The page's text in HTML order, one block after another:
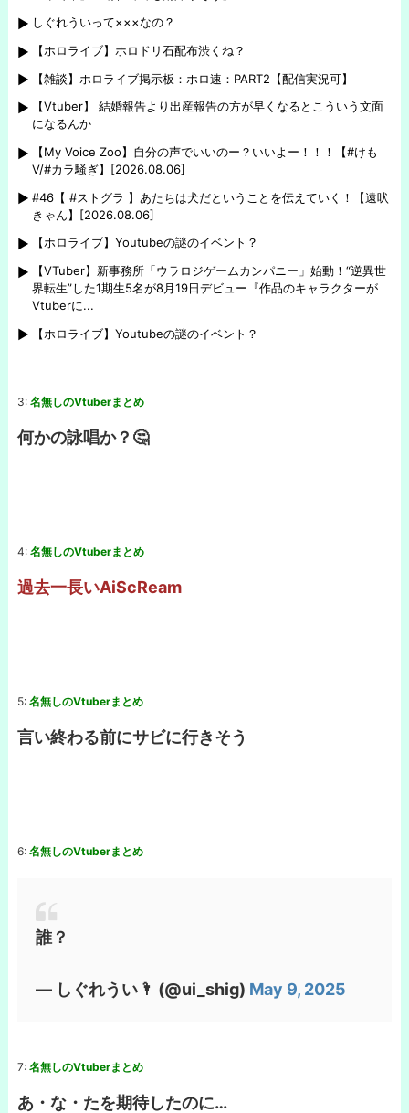
しぐれういって×××なの？
【ホロライブ】ホロドリ石配布渋くね？
【雑談】ホロライブ掲示板：ホロ速：PART2【配信実況可】
【Vtuber】 結婚報告より出産報告の方が早くなるとこういう文面
になるんか
【My Voice Zoo】自分の声でいいのー？いいよー！！！【#けも
V/#カラ騒ぎ】[2026.08.06]
#46【 #ストグラ 】あたちは犬だということを伝えていく！【遠吠
きゃん】[2026.08.06]
【ホロライブ】Youtubeの謎のイベント？
【VTuber】新事務所「ウラロジゲームカンパニー」始動！“逆異世
界転生”した1期生5名が8月19日デビュー『作品のキャラクターが
Vtuberに...
【ホロライブ】Youtubeの謎のイベント？
3: 名無しのVtuberまとめ
何かの詠唱か？🤔
4: 名無しのVtuberまとめ
過去一長いAiScReam
5: 名無しのVtuberまとめ
言い終わる前にサビに行きそう
6: 名無しのVtuberまとめ
誰？
— しぐれうい🌂 (@ui_shig) May 9, 2025
7: 名無しのVtuberまとめ
あ・な・たを期待したのに…